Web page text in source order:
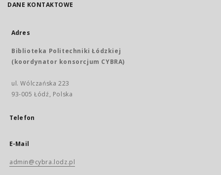
DANE KONTAKTOWE
Adres
Biblioteka Politechniki Łódzkiej
(koordynator konsorcjum CYBRA)
ul. Wólczańska 223
93-005 Łódź, Polska
Telefon
E-Mail
admin@cybra.lodz.pl